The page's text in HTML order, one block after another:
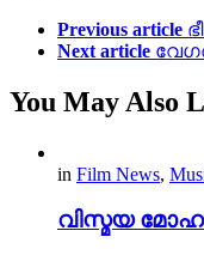
Previous article
Next article
You May Also
in Film News,
വിസ്മയ